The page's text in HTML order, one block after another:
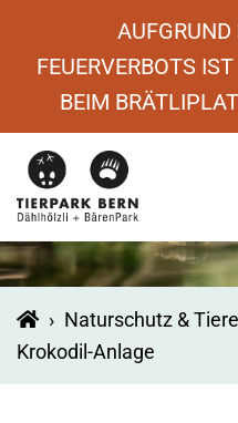
AUFGRUND
FEUERVERBOTS
BEIM
› Naturschutz & Tiere
Krokodil-Anlage